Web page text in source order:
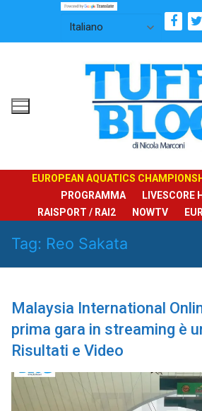
contenuto
EUROPEAN AQUATICS
PROGRAMMA
LIVESCORE
RAISPORT / RAI2
NOWTV
Tag: Reo Sakata
Malaysia International
prima gara in streaming è
Risultati e Video